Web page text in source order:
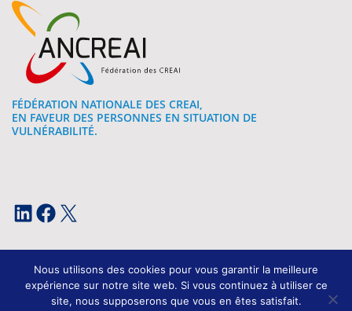
FÉDÉRATION NATIONALE DES CREAI,
EN FAVEUR DES PERSONNES EN SITUATION DE
VULNÉRABILITÉ.
LinkedIn Facebook X
Mentions légales
Nous utilisons des cookies pour vous garantir la meilleure
expérience sur notre site web. Si vous continuez à utiliser ce
site, nous supposerons que vous en êtes satisfait.